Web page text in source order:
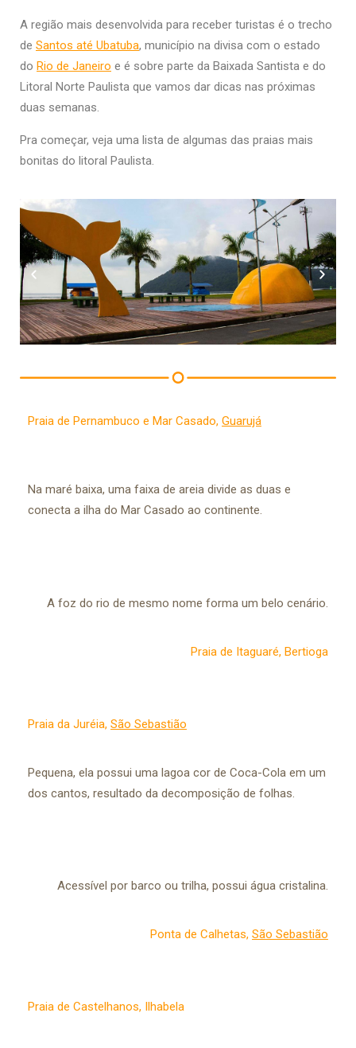
A região mais desenvolvida para receber turistas é o trecho
de Santos até Ubatuba, município na divisa com o estado
do Rio de Janeiro e é sobre parte da Baixada Santista e do
Litoral Norte Paulista que vamos dar dicas nas próximas
duas semanas.
Pra começar, veja uma lista de algumas das praias mais
bonitas do litoral Paulista.
Praia de Pernambuco e Mar Casado, Guarujá
Na maré baixa, uma faixa de areia divide as duas e
conecta a ilha do Mar Casado ao continente.
A foz do rio de mesmo nome forma um belo cenário.
Praia de Itaguaré, Bertioga
Praia da Juréia, São Sebastião
Pequena, ela possui uma lagoa cor de Coca-Cola em um
dos cantos, resultado da decomposição de folhas.
Acessível por barco ou trilha, possui água cristalina.
Ponta de Calhetas, São Sebastião
Praia de Castelhanos, Ilhabela